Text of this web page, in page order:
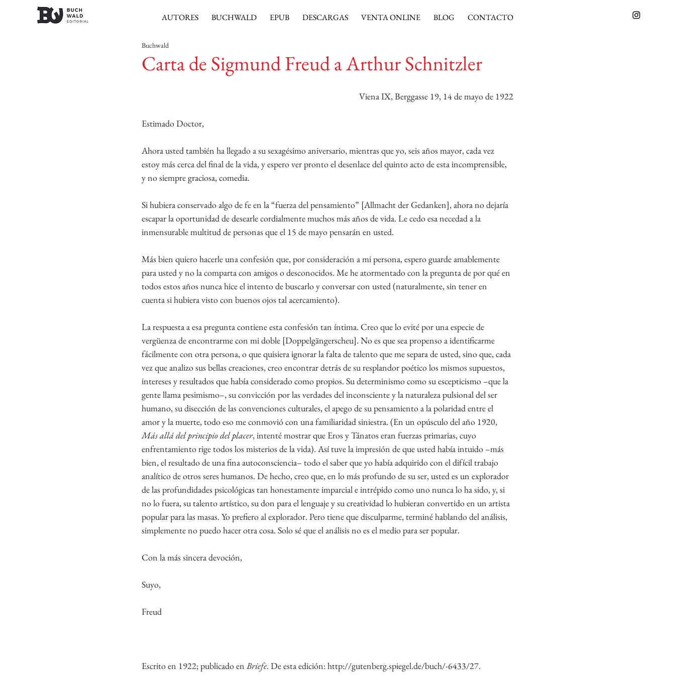
AUTORES BUCHWALD EPUB DESCARGAS VENTA ONLINE BLOG CONTACTO
Carta de Sigmund Freud a Arthur Schnitzler
Buchwald
Viena IX, Berggasse 19, 14 de mayo de 1922
Estimado Doctor,
Ahora usted también ha llegado a su sexagésimo aniversario, mientras que yo, seis años mayor, cada vez
estoy más cerca del final de la vida, y espero ver pronto el desenlace del quinto acto de esta incomprensible,
y no siempre graciosa, comedia.
Si hubiera conservado algo de fe en la “fuerza del pensamiento” [Allmacht der Gedanken], ahora no dejaría
escapar la oportunidad de desearle cordialmente muchos más años de vida. Le cedo esa necedad a la
inmensurable multitud de personas que el 15 de mayo pensarán en usted.
Más bien quiero hacerle una confesión que, por consideración a mi persona, espero guarde amablemente
para usted y no la comparta con amigos o desconocidos. Me he atormentado con la pregunta de por qué en
todos estos años nunca hice el intento de buscarlo y conversar con usted (naturalmente, sin tener en
cuenta si hubiera visto con buenos ojos tal acercamiento).
La respuesta a esa pregunta contiene esta confesión tan íntima. Creo que lo evité por una especie de
vergüenza de encontrarme con mi doble [Doppelgängerscheu]. No es que sea propenso a identificarme
fácilmente con otra persona, o que quisiera ignorar la falta de talento que me separa de usted, sino que, cada
vez que analizo sus bellas creaciones, creo encontrar detrás de su resplandor poético los mismos supuestos,
intereses y resultados que había considerado como propios. Su determinismo como su escepticismo –que la
gente llama pesimismo–, su convicción por las verdades del inconsciente y la naturaleza pulsional del ser
humano, su disección de las convenciones culturales, el apego de su pensamiento a la polaridad entre el
amor y la muerte, todo eso me conmovió con una familiaridad siniestra. (En un opúsculo del año 1920,
Más allá del principio del placer, intenté mostrar que Eros y Tánatos eran fuerzas primarias, cuyo
enfrentamiento rige todos los misterios de la vida). Así tuve la impresión de que usted había intuido –más
bien, el resultado de una fina autoconsciencia– todo el saber que yo había adquirido con el difícil trabajo
analítico de otros seres humanos. De hecho, creo que, en lo más profundo de su ser, usted es un explorador
de las profundidades psicológicas tan honestamente imparcial e intrépido como uno nunca lo ha sido, y, si
no lo fuera, su talento artístico, su don para el lenguaje y su creatividad lo hubieran convertido en un artista
popular para las masas. Yo prefiero al explorador. Pero tiene que disculparme, terminé hablando del análisis,
simplemente no puedo hacer otra cosa. Solo sé que el análisis no es el medio para ser popular.
Con la más sincera devoción,
Suyo,
Freud
Escrito en 1922; publicado en Briefe. De esta edición: http://gutenberg.spiegel.de/buch/-6433/27.